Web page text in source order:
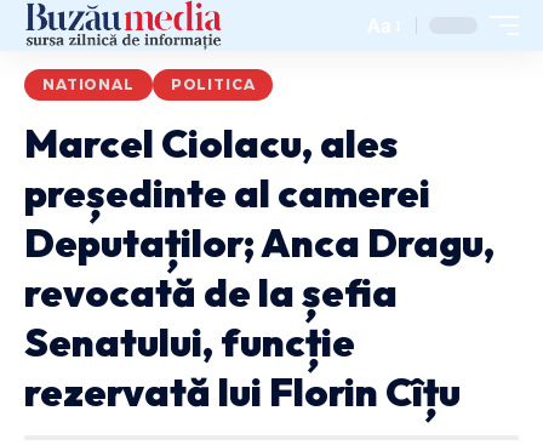
Aa
NATIONAL POLITICA
Marcel Ciolacu, ales
președinte al camerei
Deputaților; Anca Dragu,
revocată de la șefia
Senatului, funcție
rezervată lui Florin Cîțu